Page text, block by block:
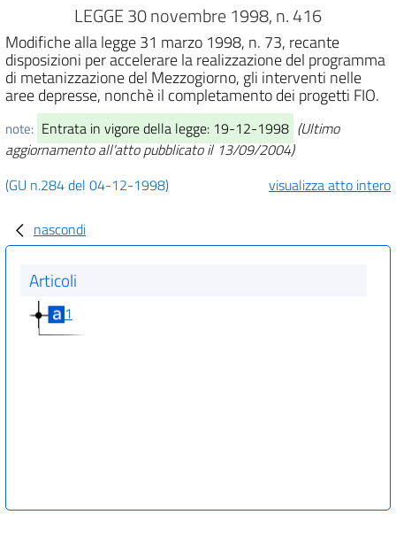
LEGGE 30 novembre 1998, n. 416
Modifiche alla legge 31 marzo 1998, n. 73, recante
disposizioni per accelerare la realizzazione del programma
di metanizzazione del Mezzogiorno, gli interventi nelle
aree depresse, nonchè il completamento dei progetti FIO.
note: Entrata in vigore della legge: 19-12-1998 (Ultimo
aggiornamento all'atto pubblicato il 13/09/2004)
(GU n.284 del 04-12-1998)
visualizza atto intero
nascondi
Articoli
1